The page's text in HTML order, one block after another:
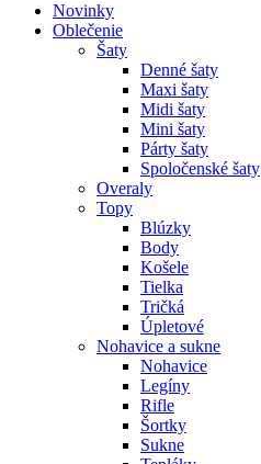
Novinky
Oblečenie
Šaty
Denné šaty
Maxi šaty
Midi šaty
Mini šaty
Párty šaty
Spoločenské šaty
Overaly
Topy
Blúzky
Body
Košele
Tielka
Tričká
Úpletové
Nohavice a sukne
Nohavice
Legíny
Rifle
Šortky
Sukne